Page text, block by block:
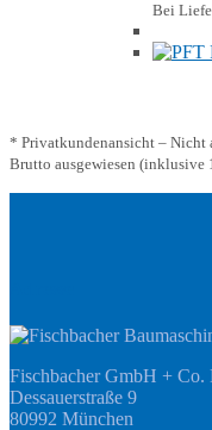
Bei
* Privatkundenansicht – Nicht
Brutto ausgewiesen (inklusive
Fischbacher GmbH + Co.
Dessauerstraße 9
80992 München